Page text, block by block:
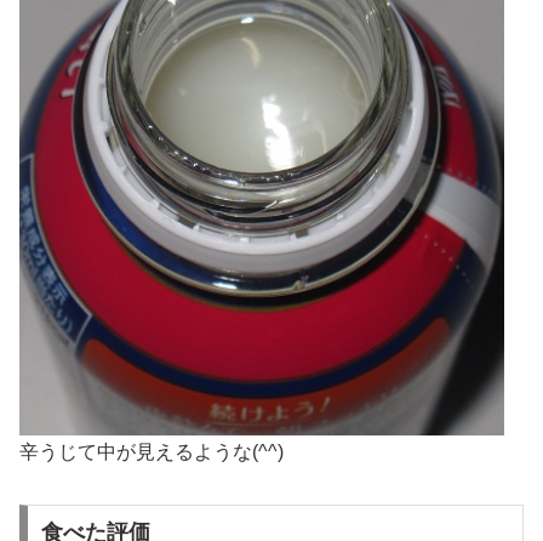
辛うじて中が見えるような(^^)
食べた評価